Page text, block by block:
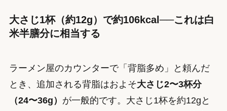
大さじ1杯（約12g）で約106kcal──これは白
米半膳分に相当する
ラーメン屋のカウンターで「背脂多め」と頼んだ
とき、追加される背脂はおよそ大さじ2〜3杯分
（24〜36g） が一般的です。大さじ1杯を約12gと